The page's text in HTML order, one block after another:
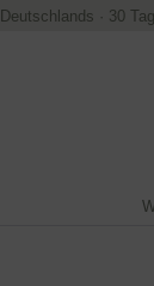
· 30